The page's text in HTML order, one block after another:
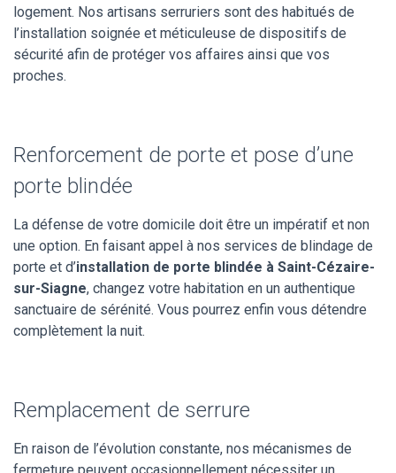
logement. Nos artisans serruriers sont des habitués de
l’installation soignée et méticuleuse de dispositifs de
sécurité afin de protéger vos affaires ainsi que vos
proches.
Renforcement de porte et pose d’une
porte blindée
La défense de votre domicile doit être un impératif et non
une option. En faisant appel à nos services de blindage de
porte et d’installation de porte blindée à Saint-Cézaire-
sur-Siagne, changez votre habitation en un authentique
sanctuaire de sérénité. Vous pourrez enfin vous détendre
complètement la nuit.
Remplacement de serrure
En raison de l’évolution constante, nos mécanismes de
fermeture peuvent occasionnellement nécessiter un